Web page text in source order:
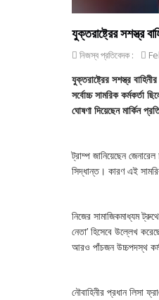
যুক্তরাষ্ট্রের সশস্ত্র
নিজস্ব প্রতিবেদক :
যুক্তরাষ্ট্রের সশস্ত্র
সর্বোচ্চ সামরিক কর্মকর্তা
ঘোষণা দিয়েছেন মার্কিন
ট্রাম্প জানিয়েছেন
সিদ্ধান্ত। কারণ এই
নিজের সামাজিকমাধ্যম
নেতা’ হিসেবে উল্লেখ
আরও পাঁচজন উচ্চপদস্থ
নৌবাহিনীর প্রধান লিসা